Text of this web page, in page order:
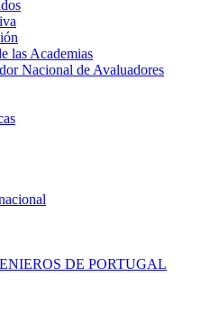
las Academias
Nacional de Avaluadores
DE PORTUGAL